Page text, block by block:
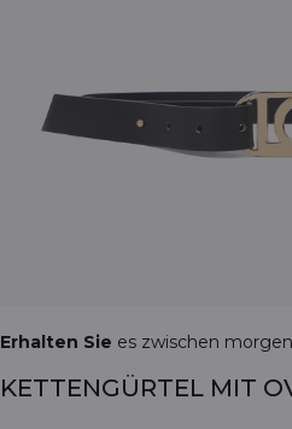
Erhalten Sie es zwischen
KETTENGÜRTEL MIT